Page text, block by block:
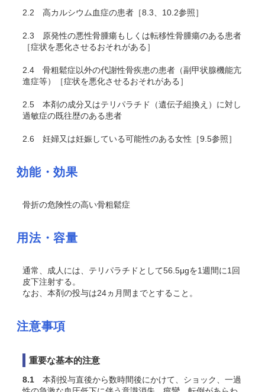
2.2 高カルシウム血症の患者［8.3、10.2参照］
2.3 原発性の悪性骨腫瘍もしくは転移性骨腫瘍のある患者
［症状を悪化させるおそれがある］
2.4 骨粗鬆症以外の代謝性骨疾患の患者（副甲状腺機能亢
進症等）［症状を悪化させるおそれがある］
2.5 本剤の成分又はテリパラチド（遺伝子組換え）に対し
過敏症の既往歴のある患者
2.6 妊婦又は妊娠している可能性のある女性［9.5参照］
効能・効果
骨折の危険性の高い骨粗鬆症
用法・容量
通常、成人には、テリパラチドとして56.5μgを1週間に1回
皮下注射する。
なお、本剤の投与は24ヵ月間までとすること。
注意事項
重要な基本的注意
8.1 本剤投与直後から数時間後にかけて、ショック、一過